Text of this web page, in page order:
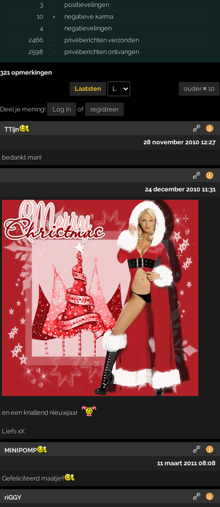
3
·
positievelingen
10
×
negatieve karma
4
·
negatievelingen
2466
·
privéberichten verzonden
2598
· privéberichten ontvangen
321 opmerkingen
Laatsten ouder ≡ 10
Deel je mening! Log in of registreer
TTijn
28 november 2010 12:27
bedankt man!
24 december 2010 11:31
en een knallend nieuwjaar
Liefs xX
MINIPOMP
11 maart 2011 08:08
Gefeliciteerd maatje!!
riGGY